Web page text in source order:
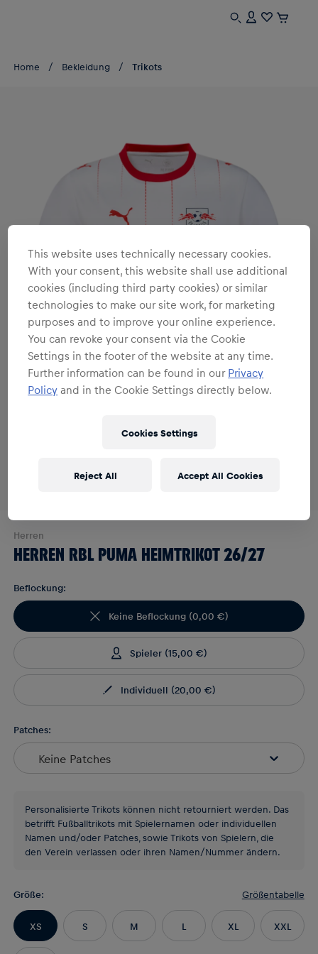
Home Bekleidung Trikots
Herren
HERREN RBL PUMA HEIMTRIKOT 26/27
Beflockung:
Keine Beflockung(0,00 €)
Spieler(15,00 €)
Individuell (20,00 €)
Patches:
Keine Patches
Personalisierte Trikots können nicht retourniert werden. Das
betrifft Fußballtrikots mit Spielernamen oder individuellen
Namen und/oder Patches, sowie Trikots von Spielern, die
den Verein verlassen oder ihren Namen/Nummer ändern.
Größe: Größentabelle
XS S M L XL XXL
This website uses technically necessary cookies.
With your consent, this website shall use additional
cookies (including third party cookies) or similar
technologies to make our site work, for marketing
purposes and to improve your online experience.
You can revoke your consent via the Cookie
Settings in the footer of the website at any time.
Further information can be found in our Privacy
Policy and in the Cookie Settings directly below.
Cookies Settings
Reject All Accept All Cookies